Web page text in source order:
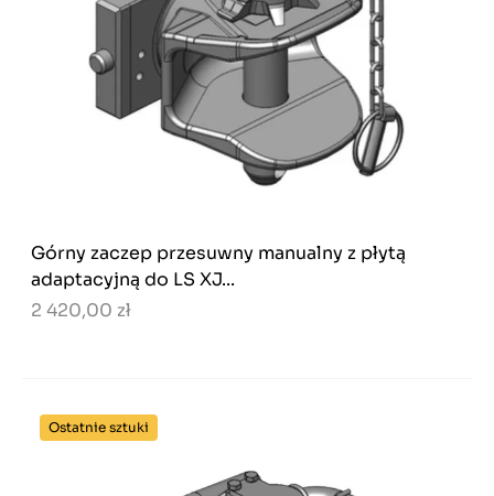
Górny zaczep przesuwny manualny z płytą
adaptacyjną do LS XJ...
2 420,00 zł
Ostatnie sztuki